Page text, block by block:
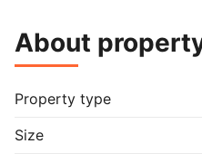
De 24 lejligheder er
M2 hvor lejen for de
vi sammen gennemgå de
indretningsmuligheder og
About
Property type
Size